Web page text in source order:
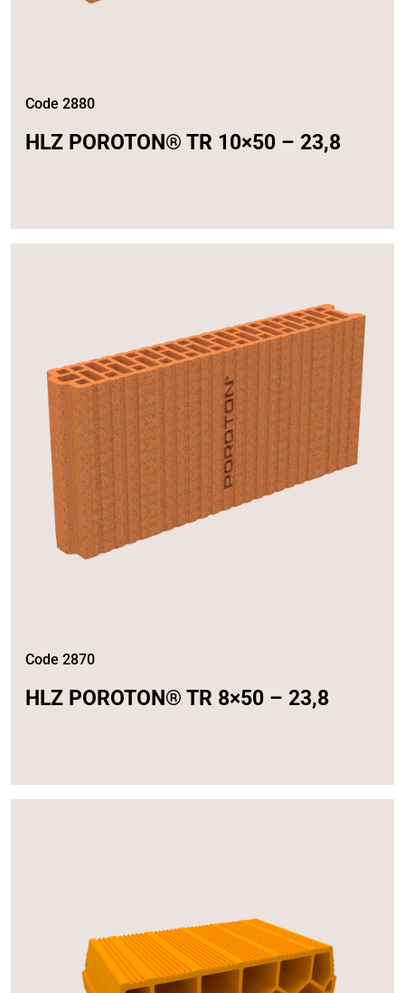
Code 2880
HLZ POROTON® TR 10×50 – 23,8
Code 2870
HLZ POROTON® TR 8×50 – 23,8